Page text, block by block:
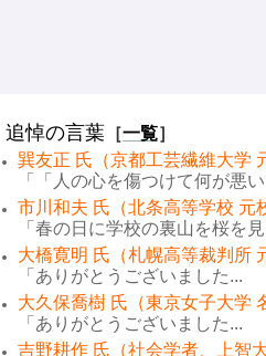
追悼の言葉 ［一覧］
巽友正 氏（京都工芸繊維大学
「「人の心を傷つけて何が悪
市川和夫 氏（北条高等学校 元
「春の日に学校の裏山を桜を
大橋寛明 氏（札幌高等裁判所
「ありがとうございました...
大久保喬樹 氏（東京女子大学
「ありがとうございました...
吉野耕作 氏（社会学者、上智